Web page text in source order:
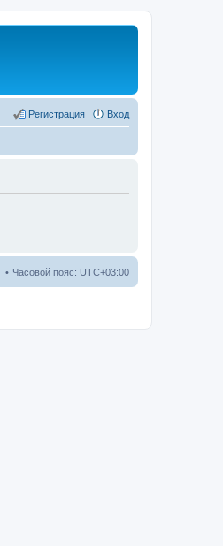
Вход
Регистрация
Часовой пояс: UTC+03:00